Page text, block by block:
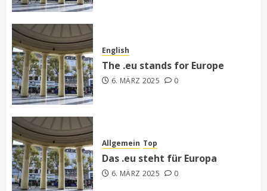
English
The .eu stands for Europe
6. MÄRZ 2025 0
Allgemein Top
Das .eu steht für Europa
6. MÄRZ 2025 0